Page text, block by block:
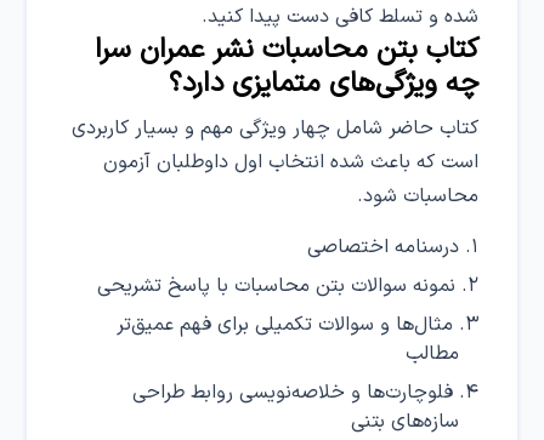
شده و تسلط کافی دست پیدا کنید.
کتاب بتن محاسبات نشر عمران سرا
چه ویژگی‌های متمایزی دارد؟
کتاب حاضر شامل چهار ویژگی مهم و بسیار کاربردی
است که باعث شده انتخاب اول داوطلبان آزمون
محاسبات شود.
درسنامه اختصاصی
نمونه سوالات بتن محاسبات با پاسخ تشریحی
مثال‌ها و سوالات تکمیلی برای فهم عمیق‌تر
مطالب
فلوچارت‌ها و خلاصه‌نویسی روابط طراحی
سازه‌های بتنی